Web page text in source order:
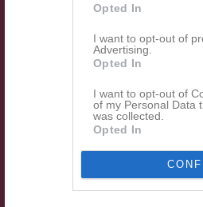
Opted In
I want to opt-out of
Advertising.
Opted In
I want to opt-out of
of my Personal Data
was collected.
Opted In